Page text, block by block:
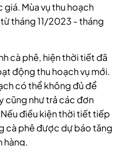
Mùa vụ thu hoạch
tháng 11/2023 - tháng
cà phê, hiện thời tiết đã
động thu hoạch vụ mới.
có thể không đủ để
cũng như trả các đơn
điều kiện thời tiết tiếp
cà phê được dự báo tăng
hàng.